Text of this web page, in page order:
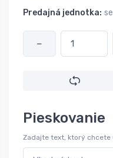
Predajná jednotka:
−
Pieskovanie
Zadajte text, ktorý chcete